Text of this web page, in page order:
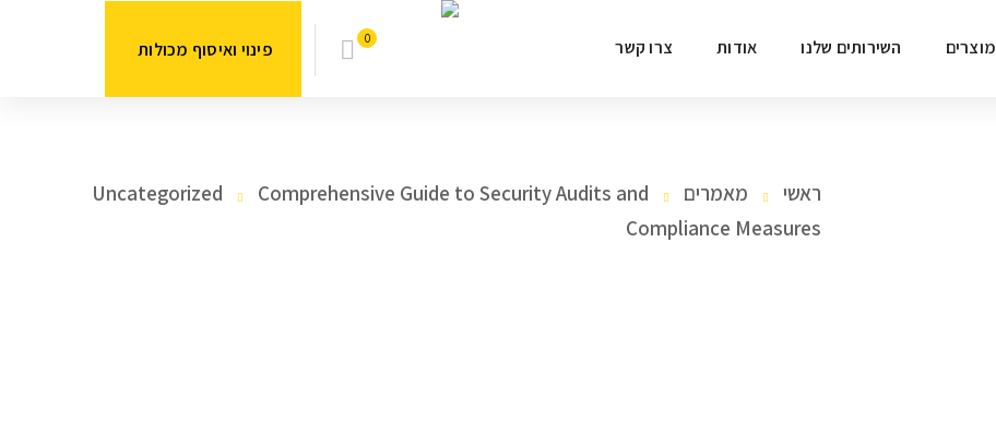
מוצרים השירותים שלנו אודות צרו קשר פינוי ואיסוף מכולות 0
ראשי מאמרים Uncategorized
Comprehensive Guide to Security Audits and
Compliance Measures